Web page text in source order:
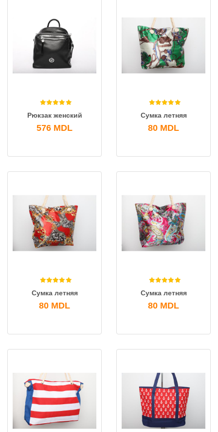
Рюкзак женский
576 MDL
Сумка летняя
80 MDL
Сумка летняя
80 MDL
Сумка летняя
80 MDL